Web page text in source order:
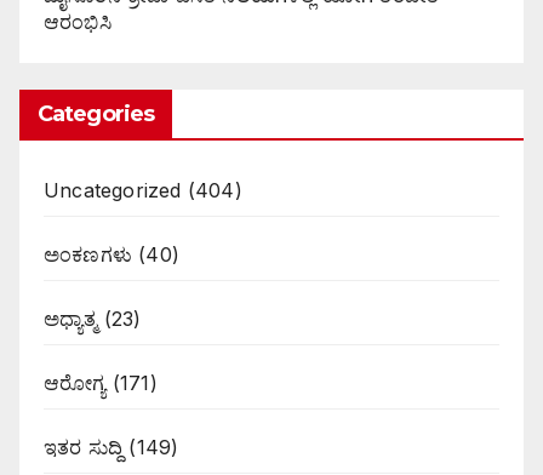
ಆರಂಭಿಸಿ
Categories
Uncategorized (404)
ಅಂಕಣಗಳು (40)
ಅಧ್ಯಾತ್ಮ(23)
ಆರೋಗ್ಯ(171)
ಇತರ ಸುದ್ದಿ (149)